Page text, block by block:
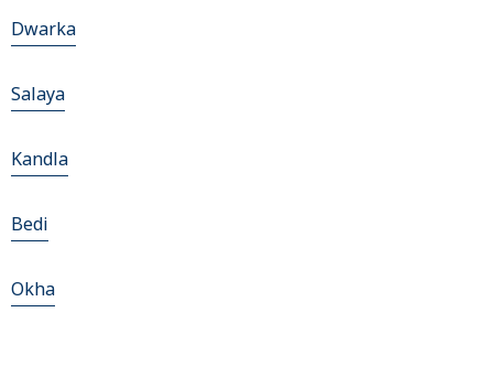
Dwarka
Salaya
Kandla
Bedi
Okha